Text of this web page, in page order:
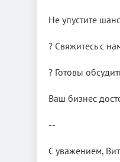
Не упустите
? Свяжитесь с
? Готовы
Ваш бизнес
--
С уважением,